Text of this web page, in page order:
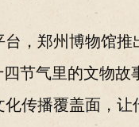
台，郑州博物馆
气里的文物故
传播覆盖面，让